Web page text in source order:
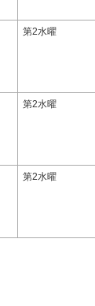
第2水曜
第2水曜
第2水曜